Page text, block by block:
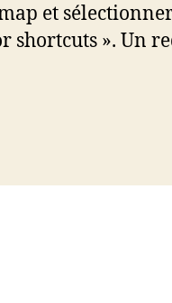
et
shortcuts ». Un